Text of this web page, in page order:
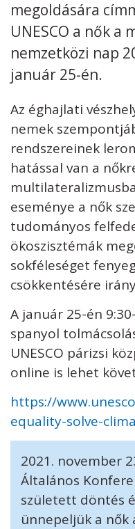
Kövess
megoldására
UNESCO a nők
nemzetközi nap
január 25-én.
Az éghajlati
nemek
rendszereinek
hatással van a
eseménye a nők
tudományos
ökoszisztémák
sokféleséget
csökkentésére
A január 25-én
spanyol
UNESCO párizsi
online is lehet
https://
equality-solve-
2021. november
Általános
született döntés
ünnepeljük a